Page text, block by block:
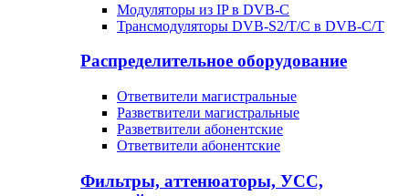
Модуляторы из IP в DVB-C
Трансмодуляторы DVB-S2/T/C в DVB-C/T
Распределительное оборудование
Ответвители магистральные
Разветвители магистральные
Разветвители абонентские
Ответвители абонентские
Фильтры, аттенюаторы, УСС,